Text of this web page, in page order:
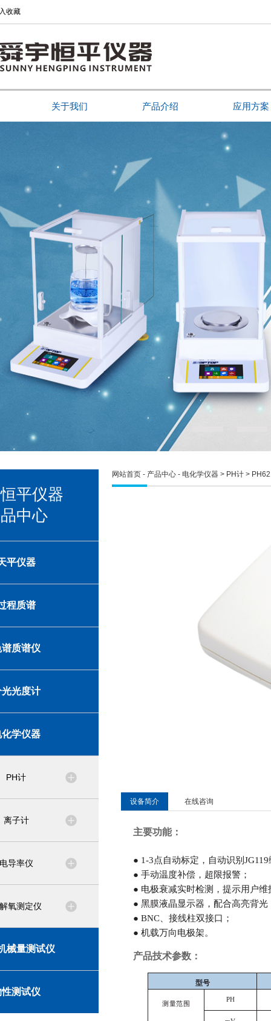
收藏
关于我们 产品介绍 应用方案
平仪器
中心
平仪器
程质谱
质谱仪
光度计
学仪器
PH计
离子计
导率仪
氧测定仪
械量测试仪
测试仪
网站首页 - 产品中心 - 电化学仪器 > PH计 >
设备简介 在线咨询
主要功能：
● 1-3点自动标定，自动识别
● 手动温度补偿，超限报警；
● 电极衰减实时检测，提示用户维
● 黑膜液晶显示器，配合高亮背光
● BNC、接线柱双接口；
● 机载万向电极架。
产品技术参数：
型号
测量范围
PH